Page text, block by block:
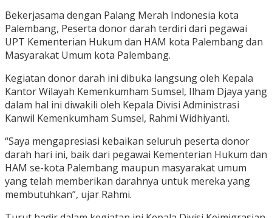
Bekerjasama dengan Palang Merah Indonesia kota
Palembang, Peserta donor darah terdiri dari pegawai
UPT Kementerian Hukum dan HAM kota Palembang dan
Masyarakat Umum kota Palembang.
Kegiatan donor darah ini dibuka langsung oleh Kepala
Kantor Wilayah Kemenkumham Sumsel, Ilham Djaya yang
dalam hal ini diwakili oleh Kepala Divisi Administrasi
Kanwil Kemenkumham Sumsel, Rahmi Widhiyanti.
“Saya mengapresiasi kebaikan seluruh peserta donor
darah hari ini, baik dari pegawai Kementerian Hukum dan
HAM se-kota Palembang maupun masyarakat umum
yang telah memberikan darahnya untuk mereka yang
membutuhkan”, ujar Rahmi.